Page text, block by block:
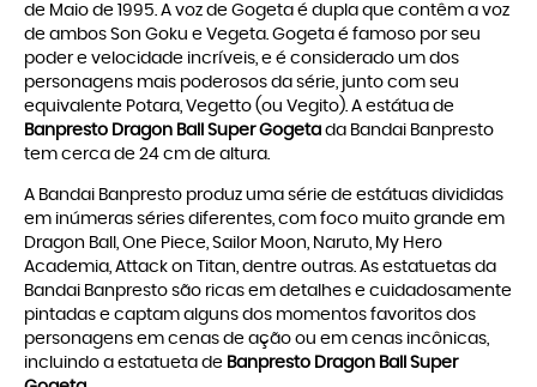
de Maio de 1995. A voz de Gogeta é dupla que contêm a voz
de ambos Son Goku e Vegeta. Gogeta é famoso por seu
poder e velocidade incríveis, e é considerado um dos
personagens mais poderosos da série, junto com seu
equivalente Potara, Vegetto (ou Vegito). A estátua de
Banpresto Dragon Ball Super Gogeta da Bandai Banpresto
tem cerca de 24 cm de altura.
A Bandai Banpresto produz uma série de estátuas divididas
em inúmeras séries diferentes, com foco muito grande em
Dragon Ball, One Piece, Sailor Moon, Naruto, My Hero
Academia, Attack on Titan, dentre outras. As estatuetas da
Bandai Banpresto são ricas em detalhes e cuidadosamente
pintadas e captam alguns dos momentos favoritos dos
personagens em cenas de ação ou em cenas incônicas,
incluindo a estatueta de Banpresto Dragon Ball Super